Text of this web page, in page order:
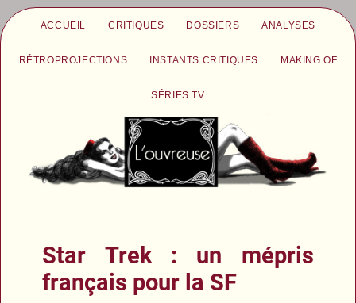
ACCUEIL CRITIQUES DOSSIERS ANALYSES
RÉTROPROJECTIONS INSTANTS CRITIQUES MAKING OF
SÉRIES TV
Star Trek : un mépris
français pour la SF